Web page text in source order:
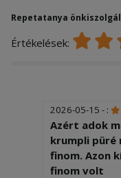
Repetatanya
Értékelések:
2026-05-15 - :
Azért adok
krumpli püré
finom. Azon
finom volt